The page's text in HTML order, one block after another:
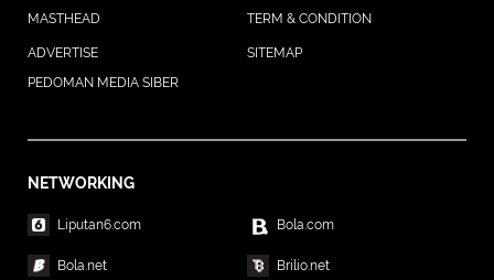
MASTHEAD TERM & CONDITION
ADVERTISE
SITEMAP
PEDOMAN MEDIA SIBER
NETWORKING
Liputan6.com Bola.com
Bola.net Brilio.net